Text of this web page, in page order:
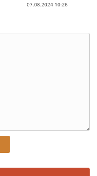
07.08.2024 10:26